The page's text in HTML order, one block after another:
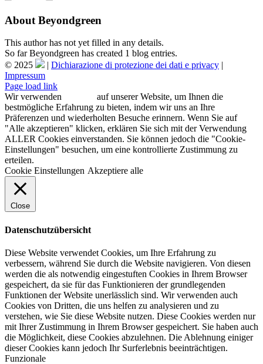
About Beyondgreen
This author has not yet filled in any details.
So far Beyondgreen has created 1 blog entries.
© 2025
| Dichiarazione di protezione dei dati e privacy |
Impressum
Facebook
Instagram
Page load link
Wir verwenden
auf unserer Website, um Ihnen die
bestmögliche Erfahrung zu bieten, indem wir uns an Ihre
Präferenzen und wiederholten Besuche erinnern. Wenn Sie auf
"Alle akzeptieren" klicken, erklären Sie sich mit der Verwendung
ALLER Cookies einverstanden. Sie können jedoch die "Cookie-
Einstellungen" besuchen, um eine kontrollierte Zustimmung zu
erteilen.
Cookie Einstellungen Akzeptiere alle
Close
Datenschutzübersicht
Diese Website verwendet Cookies, um Ihre Erfahrung zu
verbessern, während Sie durch die Website navigieren. Von diesen
werden die als notwendig eingestuften Cookies in Ihrem Browser
gespeichert, da sie für das Funktionieren der grundlegenden
Funktionen der Website unerlässlich sind. Wir verwenden auch
Cookies von Dritten, die uns helfen zu analysieren und zu
verstehen, wie Sie diese Website nutzen. Diese Cookies werden nur
mit Ihrer Zustimmung in Ihrem Browser gespeichert. Sie haben auch
die Möglichkeit, diese Cookies abzulehnen. Die Ablehnung einiger
dieser Cookies kann jedoch Ihr Surferlebnis beeinträchtigen.
Funzionale